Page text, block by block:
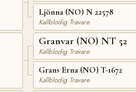
Ljönna (NO) N 22578
Kallblodig Travare
Granvar (NO) NT 52
Kallblodig Travare
Grans Erna (NO) T-1672
Kallblodig Travare